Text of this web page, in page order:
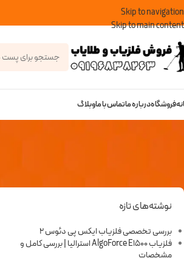
Skip to navigation
Skip to main content
فروشگاهدرباره ماتماس با ماوبلاگ
نوشته‌های تازه
بررسی تخصصی فلزیاب ایکس پی دئوس 2
فلزیاب AlgoForce E1500 استرالیا | بررسی کامل و
مشخصات